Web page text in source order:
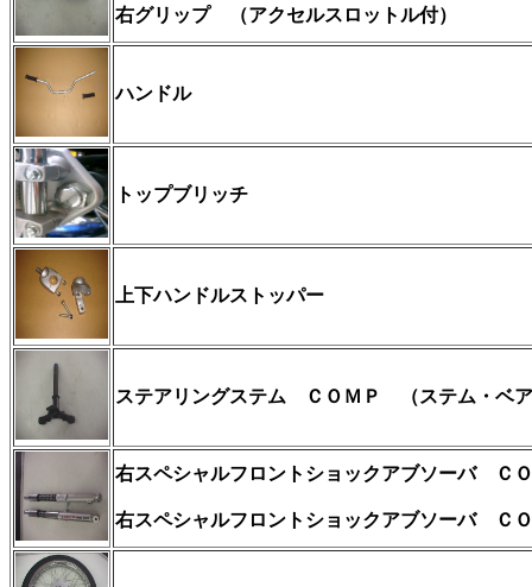
右グリップ （アクセルスロットル付）
ハンドル
トップブリッチ
上下ハンドルストッパー
ステアリングステム ＣＯＭＰ （ステム・ベ
右スペシャルフロントショックアブソーバ
右スペシャルフロントショックアブソーバ Ｃ